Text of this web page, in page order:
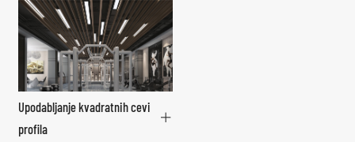
Upodabljanje kvadratnih cevi
profila